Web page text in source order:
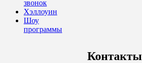
звонок
Хэллоуин
Шоу
программы
Контакты